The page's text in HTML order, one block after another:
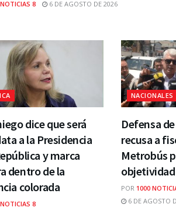
8 6 DE AGOSTO DE 2026
dice que será
a la Presidencia
y marca
dentro de la
colorada
8
NACIONALES
Defensa
recusa a
Metrobús
objetividad
POR 1000
6 DE AGOSTO